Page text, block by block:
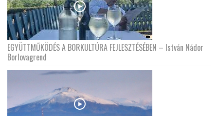
EGYÜTTMŰKÖDÉS A BORKULTÚRA FEJLESZTÉSÉBEN – István Nádor
Borlovagrend